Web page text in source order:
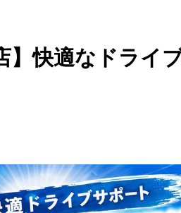
】快適なドライ